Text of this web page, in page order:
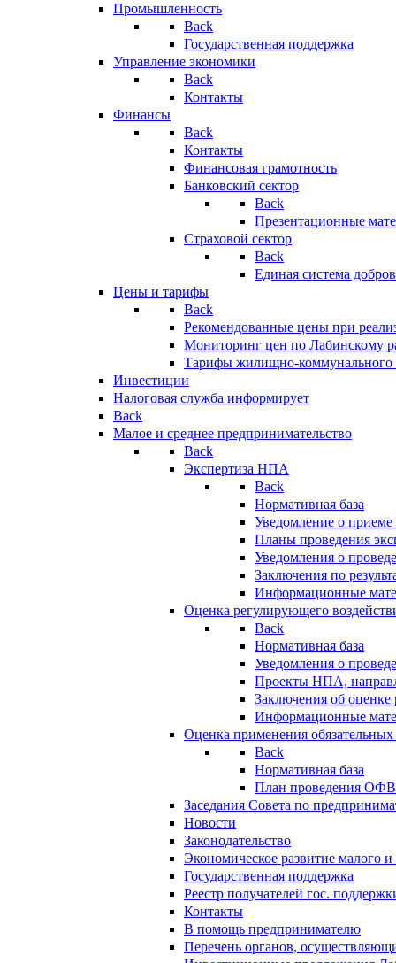
Промышленность
Back
Государственная поддержка
Управление экономики
Back
Контакты
Финансы
Back
Контакты
Финансовая грамотность
Банковский сектор
Back
Презентационные
Страховой сектор
Back
Единая система
Цены и тарифы
Back
Рекомендованные цены при
Мониторинг цен по Лабинскому
Тарифы жилищно-коммунального
Инвестиции
Налоговая служба информирует
Back
Малое и среднее предпринимательство
Back
Экспертиза НПА
Back
Нормативная база
Уведомление о
Планы проведения
Уведомления о
Заключения по
Информационные
Оценка регулирующего
Back
Нормативная база
Уведомления о
Проекты НПА,
Заключения об
Информационные
Оценка применения
Back
Нормативная база
План проведения
Заседания Совета по
Новости
Законодательство
Экономическое развитие малого и
Государственная поддержка
Реестр получателей гос.
Контакты
В помощь предпринимателю
Перечень органов,